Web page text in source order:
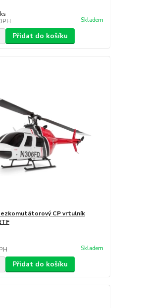
ks
Skladem
Přidat do košíku
CP vrtulník
Skladem
Přidat do košíku